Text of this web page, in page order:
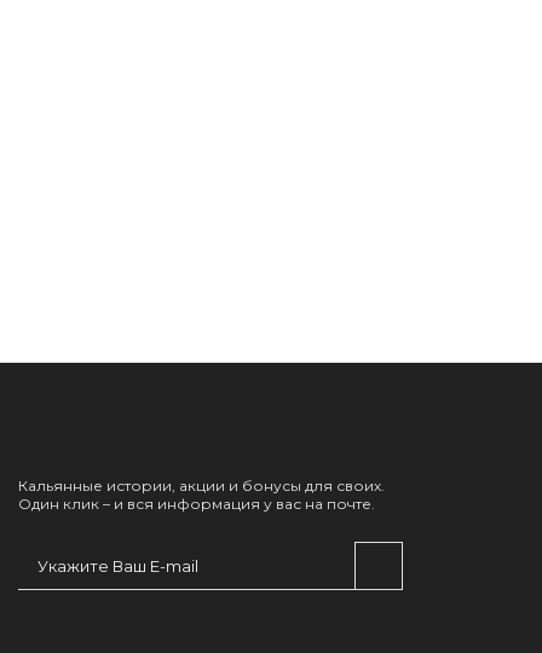
Кальянные истории, акции и бонусы для своих.
Один клик – и вся информация у вас на почте.